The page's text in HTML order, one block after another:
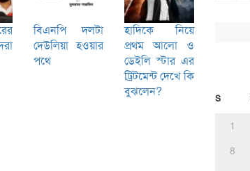
বিএনপি দলটা
দেউলিয়া হওয়ার
পথে
হাদিকে নিয়ে
প্রথম আলো ও
ডেইলি স্টার এর
ট্রিটমেন্ট দেখে কি
বুঝলেন?
S
1
8